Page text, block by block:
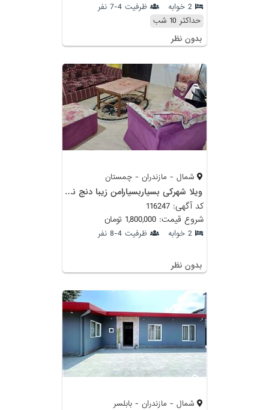
2 خوابه
ظرفیت 4-7 نفر
حداکثر 10 شب
بدون نظر
شمال - مازندران - چمستان
ویلا شهرکی بسیاربسیارامن زیبا دنج نعیمی
کد آگهی: 116247
شروع قیمت: 1,800,000 تومان
2 خوابه ظرفیت 4-8 نفر
بدون نظر
شمال - مازندران - بابلسر